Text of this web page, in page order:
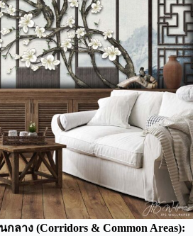
ลาง (Corridors & Common Areas):